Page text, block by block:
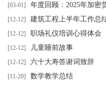
[03-01] 年度回顾：2025年加密
[12-12]
建筑工程上半年工作总
[12-12]
职场礼仪培训心得体会
[12-12]
儿童睡前故事
[12-12]
六十大寿答谢词致辞
[11-20]
数学教学总结